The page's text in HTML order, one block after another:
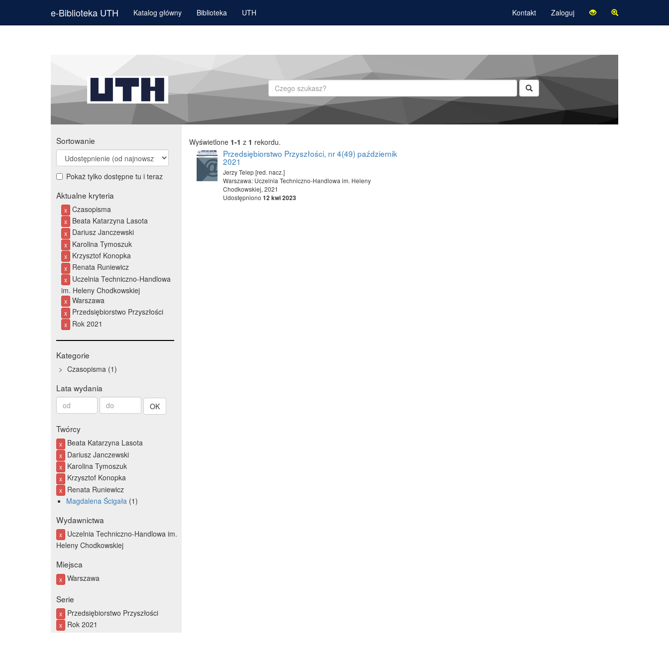
e-Biblioteka UTH Katalog główny Biblioteka UTH Kontakt Zaloguj
Szukaj
Sortowanie
Pokaż tylko dostępne tu i teraz
Aktualne kryteria
x Czasopisma
x Beata Katarzyna Lasota
x Dariusz Janczewski
x Karolina Tymoszuk
x Krzysztof Konopka
x Renata Runiewicz
x
Uczelnia Techniczno-Handlowa
im. Heleny Chodkowskiej
x Warszawa
x Przedsiębiorstwo Przyszłości
x Rok 2021
Kategorie
Czasopisma 1
Lata wydania
Od
roku
Do
roku
Twórcy
x Beata Katarzyna Lasota
x Dariusz Janczewski
x Karolina Tymoszuk
x Krzysztof Konopka
x
Renata Runiewicz
Magdalena Ścigała 1
Wydawnictwa
x
Uczelnia Techniczno-Handlowa im.
Heleny Chodkowskiej
Miejsca
x Warszawa
Serie
x Przedsiębiorstwo Przyszłości
x Rok 2021
Wyświetlone 1-1 z 1 rekordu.
Przedsiębiorstwo Przyszłości, nr 4(49) październik
2021
Jerzy Telep [red. nacz.]
Warszawa: Uczelnia Techniczno-Handlowa im. Heleny
Chodkowskiej, 2021
Udostępniono 12 kwi 2023